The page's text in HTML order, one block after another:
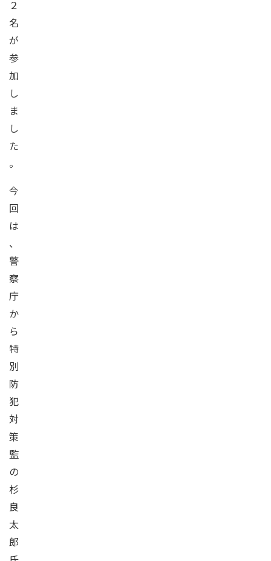
２
名
が
参
加
し
ま
し
た
。
今
回
は
、
警
察
庁
か
ら
特
別
防
犯
対
策
監
の
杉
良
太
郎